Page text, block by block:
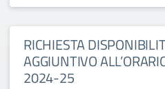
RICHIESTA
AGGIUNTIVO
2024-25